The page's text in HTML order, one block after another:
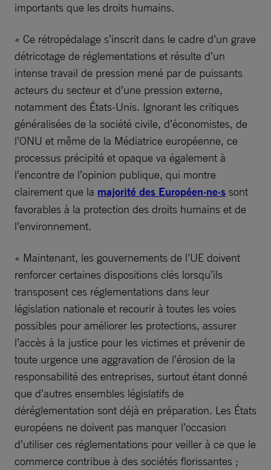
importants que les droits humains.
« Ce rétropédalage s’inscrit dans le cadre d’un grave
détricotage de réglementations et résulte d’un
intense travail de pression mené par de puissants
acteurs du secteur et d’une pression externe,
notamment des États-Unis. Ignorant les critiques
généralisées de la société civile, d’économistes, de
l’ONU et même de la Médiatrice européenne, ce
processus précipité et opaque va également à
l’encontre de l’opinion publique, qui montre
clairement que la majorité des Européen·ne·s sont
favorables à la protection des droits humains et de
l’environnement.
« Maintenant, les gouvernements de l’UE doivent
renforcer certaines dispositions clés lorsqu’ils
transposent ces réglementations dans leur
législation nationale et recourir à toutes les voies
possibles pour améliorer les protections, assurer
l’accès à la justice pour les victimes et prévenir de
toute urgence une aggravation de l’érosion de la
responsabilité des entreprises, surtout étant donné
que d’autres ensembles législatifs de
déréglementation sont déjà en préparation. Les États
européens ne doivent pas manquer l’occasion
d’utiliser ces réglementations pour veiller à ce que le
commerce contribue à des sociétés florissantes ;